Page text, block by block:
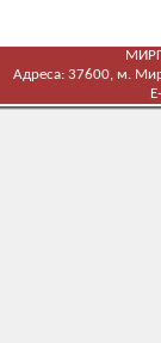
Адреса: 37600, м.